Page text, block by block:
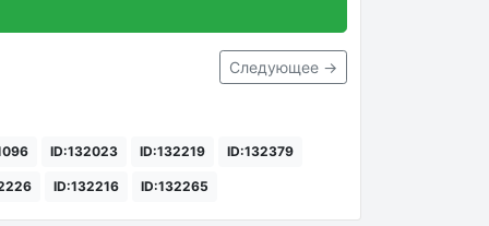
Следующее →
ID:132023 ID:132219 ID:132379
ID:132216 ID:132265